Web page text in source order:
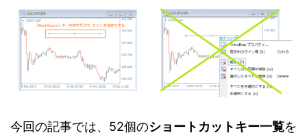
今回の記事では、52個のショートカットキー一覧を